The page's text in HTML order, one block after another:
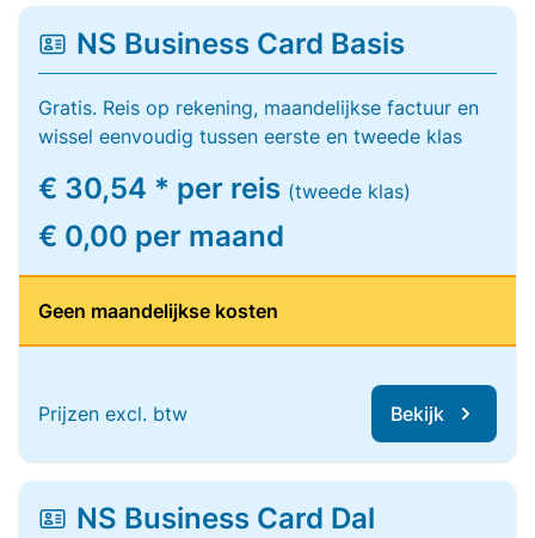
NS Business Card Basis
Gratis. Reis op rekening, maandelijkse factuur en
wissel eenvoudig tussen eerste en tweede klas
€ 30,54 * per reis (tweede klas)
€ 0,00 per maand
Geen maandelijkse kosten
Prijzen excl. btw Bekijk
NS Business Card Dal